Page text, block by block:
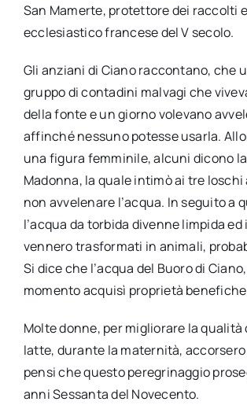
San Mamerte, protettore dei raccolti
ecclesiastico francese del V secolo.
Gli anziani di Ciano raccontano, che
gruppo di contadini malvagi che
della fonte e un giorno volevano
affinché nessuno potesse usarla.
una figura femminile, alcuni dicono
Madonna, la quale intimò ai tre
non avvelenare l’acqua. In seguito a
l’acqua da torbida divenne limpida ed
vennero trasformati in animali,
Si dice che l’acqua del Buoro di
momento acquisì proprietà
Molte donne, per migliorare la qualità
latte, durante la maternità,
pensi che questo peregrinaggio
anni Sessanta del Novecento.